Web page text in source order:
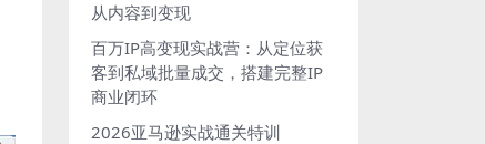
从内容到变现
百万IP高变现实战营：从定位获
客到私域批量成交，搭建完整IP
商业闭环
2026亚马逊实战通关特训